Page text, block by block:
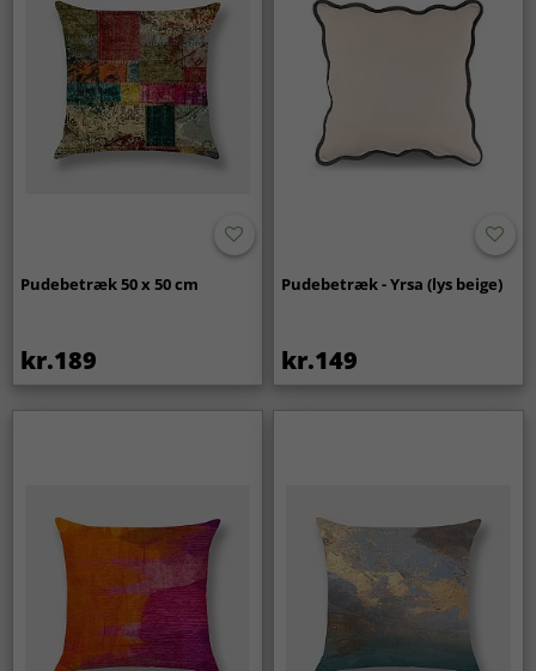
Pudebetræk 50 x 50 cm
kr.189
Pudebetræk - Yrsa (lys beige)
kr.149